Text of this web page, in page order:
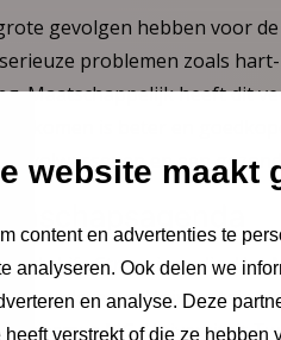
website maakt
content en advertenties te
analyseren. Ook delen we
en analyse. Deze
verstrekt of die ze
gevolgen hebben voor
problemen zoals
Maatschappelijk heeft dit
volwassenen en een
Life Stress is nodig.
andere het Universitair
Erasmus MC, Universiteit